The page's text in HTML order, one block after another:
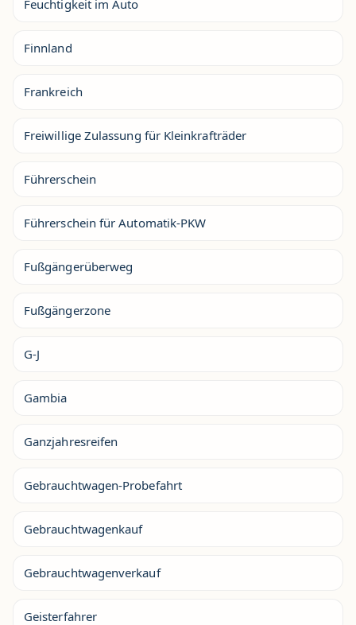
Feuchtigkeit im Auto
Finnland
Frankreich
Freiwillige Zulassung für Kleinkrafträder
Führerschein
Führerschein für Automatik-PKW
Fußgängerüberweg
Fußgängerzone
G-J
Gambia
Ganzjahresreifen
Gebrauchtwagen-Probefahrt
Gebrauchtwagenkauf
Gebrauchtwagenverkauf
Geisterfahrer